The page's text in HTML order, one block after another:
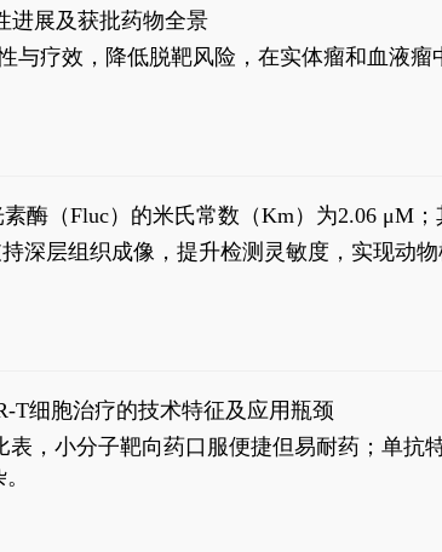
进展及获批药物全景
疗效，降低脱靶风险，在实体瘤和血液瘤
酶（Fluc）的米氏常数（Km）为2.06 μM
的高灵敏度、非侵入式生物发光动态追踪。
深层组织成像，提升检测灵敏度，实现动
T细胞治疗的技术特征及应用瓶颈
，小分子靶向药口服便捷但易耐药；单抗